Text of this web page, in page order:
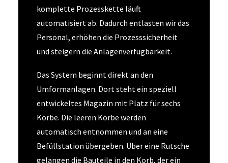
komplette Prozesskette läuft
automatisiert ab. Dadurch entlasten wir das
Personal, erhöhen die Prozesssicherheit
und steigern die Anlagenverfügbarkeit.
Das System beginnt direkt an den
Umformanlagen. Dort steht ein speziell
entwickeltes Magazin mit Platz für sechs
Körbe. Die leeren Körbe werden
automatisch entnommen und an eine
Befüllstation übergeben. Über eine Rutsche
gelangen die Bauteile in den Korb, der ein